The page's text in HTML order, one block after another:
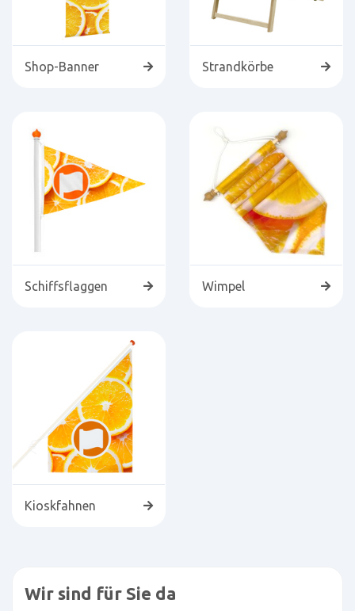
Shop-Banner Strandkörbe
Schiffsflaggen Wimpel
Kioskfahnen
Wir sind für Sie da